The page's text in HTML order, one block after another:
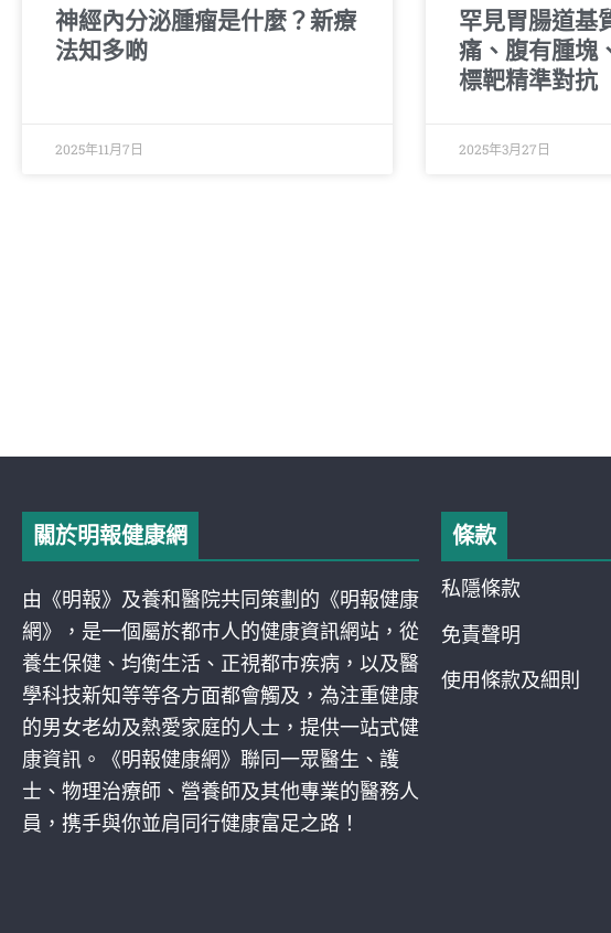
神經內分泌腫瘤是什麼？新療
法知多啲
2025年11月7日
罕見胃腸道基
痛、腹有腫塊
標靶精準對抗
2025年3月27日
關於明報健康網
由《明報》及養和醫院共同策劃的《明報健康
網》，是一個屬於都巿人的健康資訊網站，從
養生保健、均衡生活、正視都巿疾病，以及醫
學科技新知等等各方面都會觸及，為注重健康
的男女老幼及熱愛家庭的人士，提供一站式健
康資訊。《明報健康網》聯同一眾醫生、護
士、物理治療師、營養師及其他專業的醫務人
員，携手與你並肩同行健康富足之路！
條款
私隱條款
免責聲明
使用條款及細則